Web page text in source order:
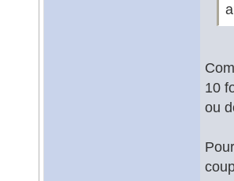
10
ou